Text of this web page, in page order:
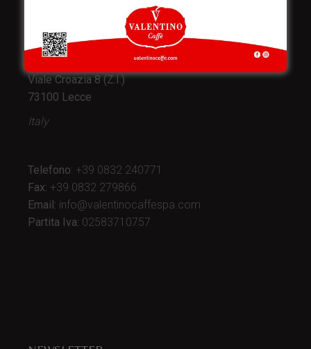
e produzione:
Viale Croazia 8 (Z.I.)
73100 Lecce
Italy
Telefono: +39 0832 240771
Fax: +39 0832 279866
Email: info@valentinocaffespa.com
Partita Iva: 02583710757